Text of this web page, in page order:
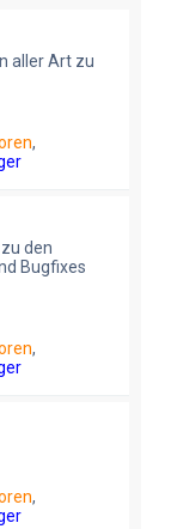
aller Art zu
,
den
Bugfixes
,
,